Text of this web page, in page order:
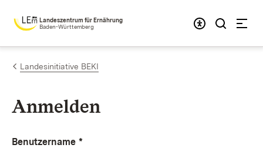
Zum Inhalt springen
Landeszentrum für Ernährung
Baden-Württemberg
Landesinitiative BEKI
Anmelden
Benutzername *